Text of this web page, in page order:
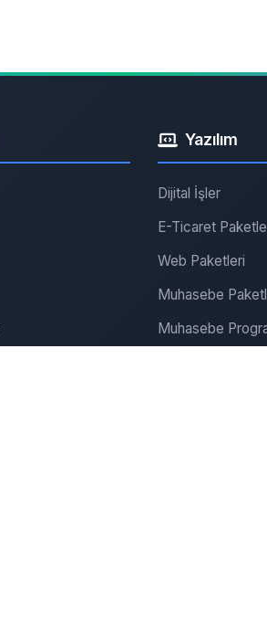
Yazılım
Dijital İşler
E-Ticaret
Web Paketleri
Muhasebe
Muhasebe